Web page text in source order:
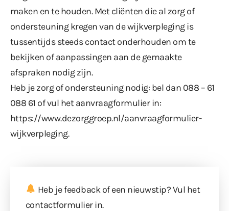
maken en te houden. Met cliënten die al zorg of
ondersteuning kregen van de wijkverpleging is
tussentijds steeds contact onderhouden om te
bekijken of aanpassingen aan de gemaakte
afspraken nodig zijn.
Heb je zorg of ondersteuning nodig: bel dan 088 – 61
088 61 of vul het aanvraagformulier in:
https://www.dezorggroep.nl/aanvraagformulier-
wijkverpleging.
Heb je feedback of een nieuwstip? Vul het
contactformulierin.